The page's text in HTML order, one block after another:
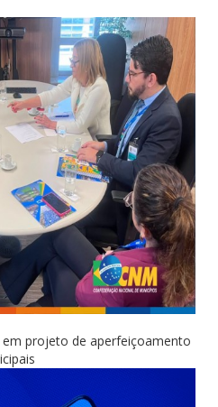
em projeto de aperfeiçoamento